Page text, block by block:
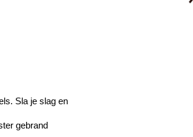
Sla je slag en
gebrand